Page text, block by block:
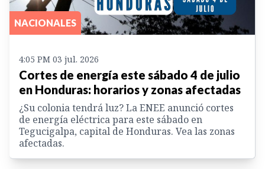
NACIONALES
4:05 PM 03 jul. 2026
Cortes de energía este sábado 4 de julio
en Honduras: horarios y zonas afectadas
¿Su colonia tendrá luz? La ENEE anunció cortes
de energía eléctrica para este sábado en
Tegucigalpa, capital de Honduras. Vea las zonas
afectadas.